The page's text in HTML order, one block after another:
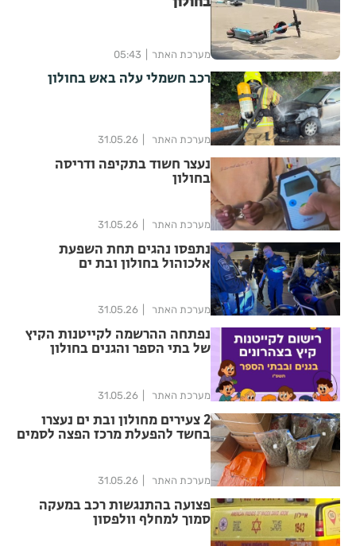
מערכת האתר 05:43
רכב חשמלי עלה באש בחולון
מערכת האתר 31.05.26
נעצר חשוד בתקיפה ודריסה
בחולון
מערכת האתר 31.05.26
נתפסו נהגים תחת השפעת
אלכוהול בחולון ובת ים
מערכת האתר 31.05.26
נפתחה ההרשמה לקייטנות הקיץ
של בתי הספר והגנים בחולון
מערכת האתר 31.05.26
2 צעירים מחולון ובת ים נעצרו
בחשד להפעלת מרכז הפצה לסמים
מערכת האתר 31.05.26
פצועה בהתנגשות רכב במעקה
סמוך למחלף וולפסון